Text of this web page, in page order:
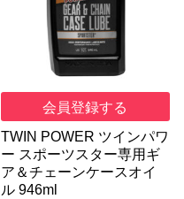
会員登録する
TWIN POWER ツインパワ
ー スポーツスター専用ギ
ア＆チェーンケースオイ
ル 946ml